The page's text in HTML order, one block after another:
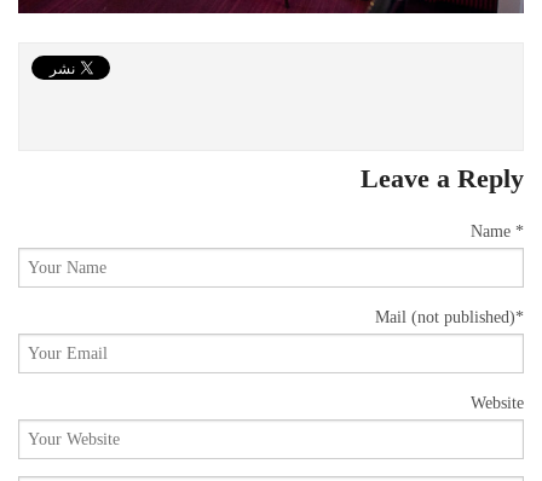
Leave a Reply
Name *
Mail (not published)*
Website